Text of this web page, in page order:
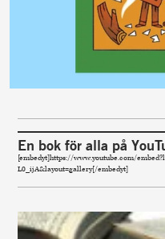
En bok för alla på
[embedyt]https://www.youtube.com/
L0_ijA&layout=gallery[/embedyt]